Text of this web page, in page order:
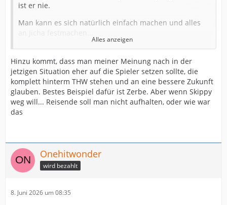
ist er nie.
Man kann es sich natürlich einfach machen und alles
Skippy ist ein sehr guter Spieler, aber nicht Weltklasse.
Und was nützen mir die ständigen Versuche One Man
Show, wenn der Rest der Mannschaft auf der Strecke
bleibt.
Verleiht er einem Team Sicherheit ? Macht er seine
Nebenleute besser ? Ist er der Spieler, an dem sich alle
Skippys Handball und sein Rollenverständnis auf RM
mag in kleineren Vereinen funktionieren, aber nicht
über eine Saison hinweg bei einem Spitzenverein mit
Alles anzeigen
Hinzu kommt, dass man meiner Meinung nach in der
jetzigen Situation eher auf die Spieler setzen sollte, die
komplett hinterm THW stehen und an eine bessere Zukunft
glauben. Bestes Beispiel dafür ist Zerbe. Aber wenn Skippy
weg will... Reisende soll man nicht aufhalten, oder wie war
das
Onehitwonder
wird bezahlt
8. Juni 2026 um 08:35